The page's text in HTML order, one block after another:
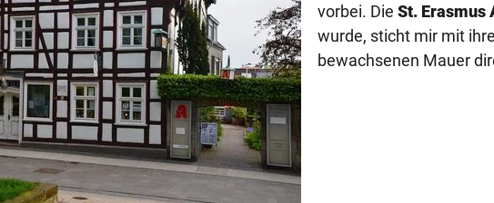
vorbei. Die St. Erasmus
wurde, sticht mir mit
bewachsenen Mauer